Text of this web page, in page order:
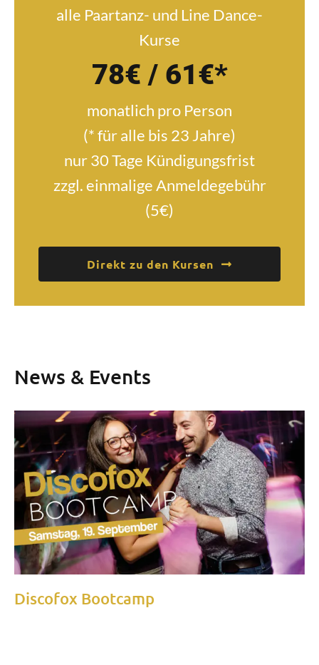
alle Paartanz- und Line Dance-
Kurse
78€ / 61€*
monatlich pro Person
(* für alle bis 23 Jahre)
nur 30 Tage Kündigungsfrist
zzgl. einmalige Anmeldegebühr
(5€)
Direkt zu den Kursen
News & Events
Discofox Bootcamp